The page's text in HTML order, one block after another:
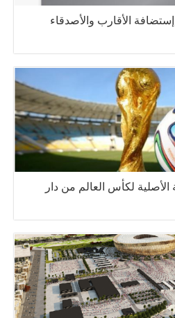
الأقارب والأصدقاء
لكأس العالم من دار